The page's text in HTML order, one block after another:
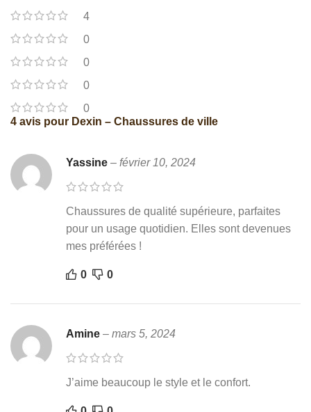
4
0
0
0
0
4 avis pour Dexin – Chaussures de ville
Yassine – février 10, 2024
Chaussures de qualité supérieure, parfaites
pour un usage quotidien. Elles sont devenues
mes préférées !
0 0
Amine – mars 5, 2024
J’aime beaucoup le style et le confort.